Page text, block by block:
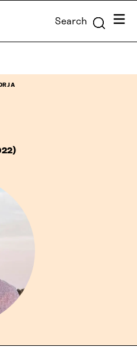
Search Menu